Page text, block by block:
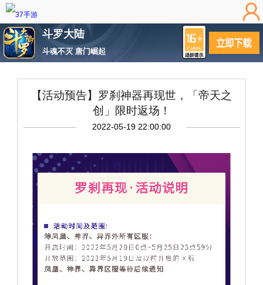
斗罗大陆
斗魂不灭 唐门崛起
【活动预告】罗刹神器再现世，「帝天之
创」限时返场！
2022-05-19 22:00:00